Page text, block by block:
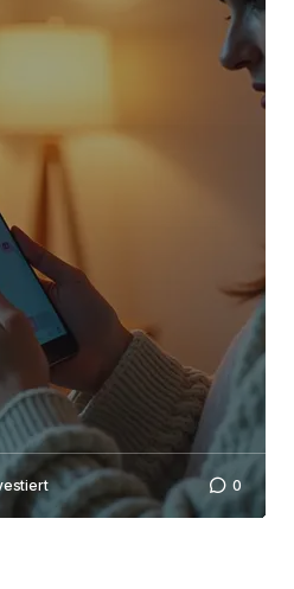
nächsten Kommentar
0